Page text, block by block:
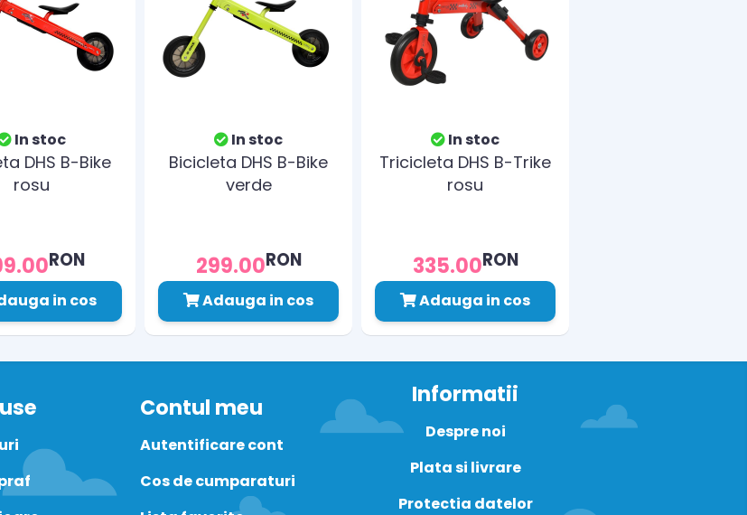
In stoc
DHS B-Bike
rosu
RON
in cos
In stoc
Bicicleta DHS B-Bike
verde
299.00RON
Adauga in cos
In stoc
Tricicleta DHS B-Trike
rosu
335.00RON
Adauga in cos
Contul meu
Autentificare cont
Cos de cumparaturi
Informatii
Despre noi
Plata si livrare
Protectia datelor